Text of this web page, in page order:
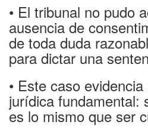
• El tribunal no pudo
ausencia de
de toda duda
para dictar una
• Este caso
jurídica fundamental:
es lo mismo que ser